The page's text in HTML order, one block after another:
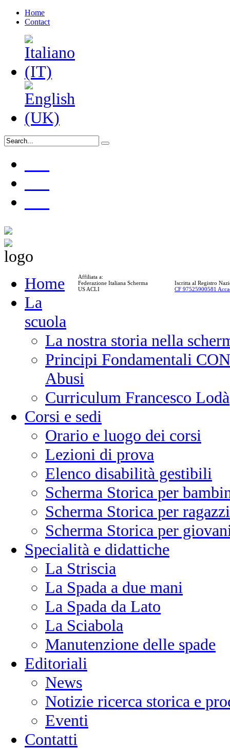
Home
Contact
Affiliata a:
Federazione Italiana Scherma
US ACLI
Iscritta al Registro
CF 97525900581
Home
La
scuola
La nostra storia nella
Principi Fondamentali
Abusi
Curriculum Francesco Lodà
Corsi e sedi
Orario e luogo dei corsi
Lezioni di prova
Elenco disabilità gestibili
Scherma Storica per
Scherma Storica per ragazzi
Scherma Storica per
Specialità e didattiche
La Striscia
La Spada a due mani
La Spada da Lato
La Sciabola
Manutenzione delle spade
Editoriali
News
Notizie ricerca storica e
Eventi
Contatti